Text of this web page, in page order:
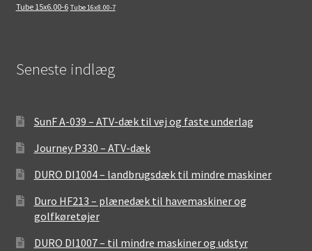
Tube 15x6.00-6 Tube 16x8.00-7
Seneste indlæg
SunF A-039 – ATV-dæk til vej og faste underlag
Journey P330 – ATV-dæk
DURO DI1004 – landbrugsdæk til mindre maskiner
Duro HF213 – plænedæk til havemaskiner og
golfkøretøjer
DURO DI1007 – til mindre maskiner og udstyr